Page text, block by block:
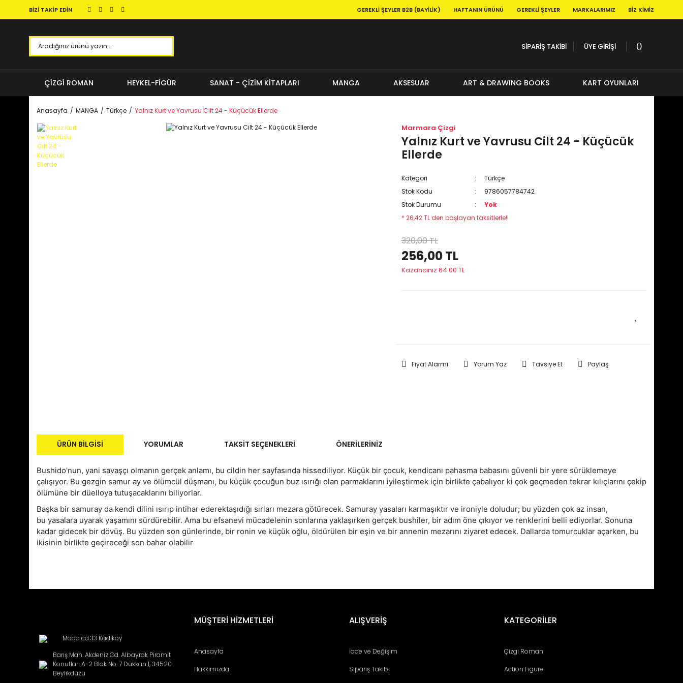
BİZİ TAKİP EDİN GEREKLI ŞEYLER B2B (BAYILIK) HAFTANIN ÜRÜNÜ GEREKLI ŞEYLER MARKALARIMIZ BIZ KIMIZ
SİPARİŞ TAKİBİ ÜYE GİRİŞİ
ÇİZGİ ROMAN HEYKEL-FİGÜR SANAT - ÇİZİM KİTAPLARI MANGA AKSESUAR ART & DRAWING BOOKS KART OYUNLARI
Anasayfa MANGA Türkçe Yalnız Kurt ve Yavrusu Cilt 24 - Küçücük Ellerde
Marmara Çizgi
Yalnız Kurt ve Yavrusu Cilt 24 - Küçücük
Ellerde
Kategori
Türkçe
Stok Kodu
9786057784742
Stok Durumu
Yok
* 26,42 TL den başlayan taksitlerle!!
320,00 TL
256,00 TL
Kazancınız 64.00 TL
Fiyat Alarmı Yorum Yaz Tavsiye Et Paylaş
ÜRÜN BILGISI YORUMLAR TAKSIT SEÇENEKLERI ÖNERILERINIZ
Bushido'nun, yani savaşçı olmanın gerçek anlamı, bu cildin her sayfasında hissediliyor. Küçük bir çocuk, kendicanı pahasma babasını güvenli bir yere sürüklemeye
çalışıyor. Bu gezgin samur ay ve ölümcül düşmanı, bu küçük çocuğun buz ısırığı olan parmaklarını iyileştirmek için birlikte çabalıyor ki çok geçmeden tekrar kılıçlarını çekip
ölümüne bir düelloya tutuşacaklarını biliyorlar.
Başka bir samuray da kendi dilini ısırıp intihar ederektaşıdığı sırları mezara götürecek. Samuray yasaları karmaşıktır ve ironiyle doludur; bu yüzden çok az insan,
bu yasalara uyarak yaşamını sürdürebilir. Ama bu efsanevi mücadelenin sonlarına yaklaşırken gerçek bushiler, bir adım öne çıkıyor ve renklerini belli ediyorlar. Sonuna
kadar gidecek bir dövüş. Bu yüzden son günlerinde, bir ronin ve küçük oğlu, öldürülen bir eşin ve bir annenin mezarını ziyaret edecek. Dallarda tomurcuklar açarken, bu
ikisinin birlikte geçireceği son bahar olabilir
Yorum Yaz
Görüş ve önerileriniz için teşekkür ederiz.
Ürün bilgilerinde hatalar bulunuyor.
Ürün fiyatı diğer sitelerden daha pahalı.
Bu ürüne benzer farklı alternatifler olmalı.
Moda cd.33 Kadikoy
Barış Mah. Akdeniz Cd. Albayrak Piramit
Konutları A-2 Blok No: 7 Dükkan 1, 34520
Beylikdüzü
MÜŞTERİ HİZMETLERİ
Anasayfa
Hakkımızda
ALIŞVERİŞ
İade ve Değişim
Sipariş Takibi
KATEGORİLER
Çizgi Roman
Action Figüre